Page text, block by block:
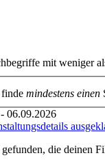
mit weniger
finde mindestens einen
06.09.2026
die deinen